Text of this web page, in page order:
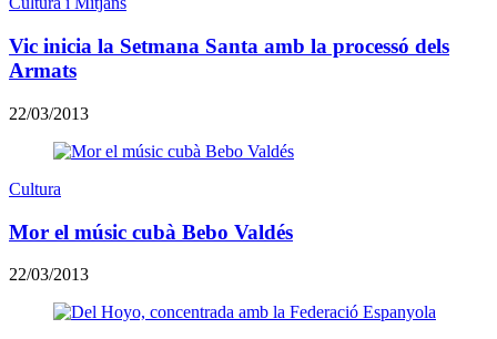
Vic inicia la Setmana Santa amb la processó dels
Armats
22/03/2013
Cultura
Mor el músic cubà Bebo Valdés
22/03/2013